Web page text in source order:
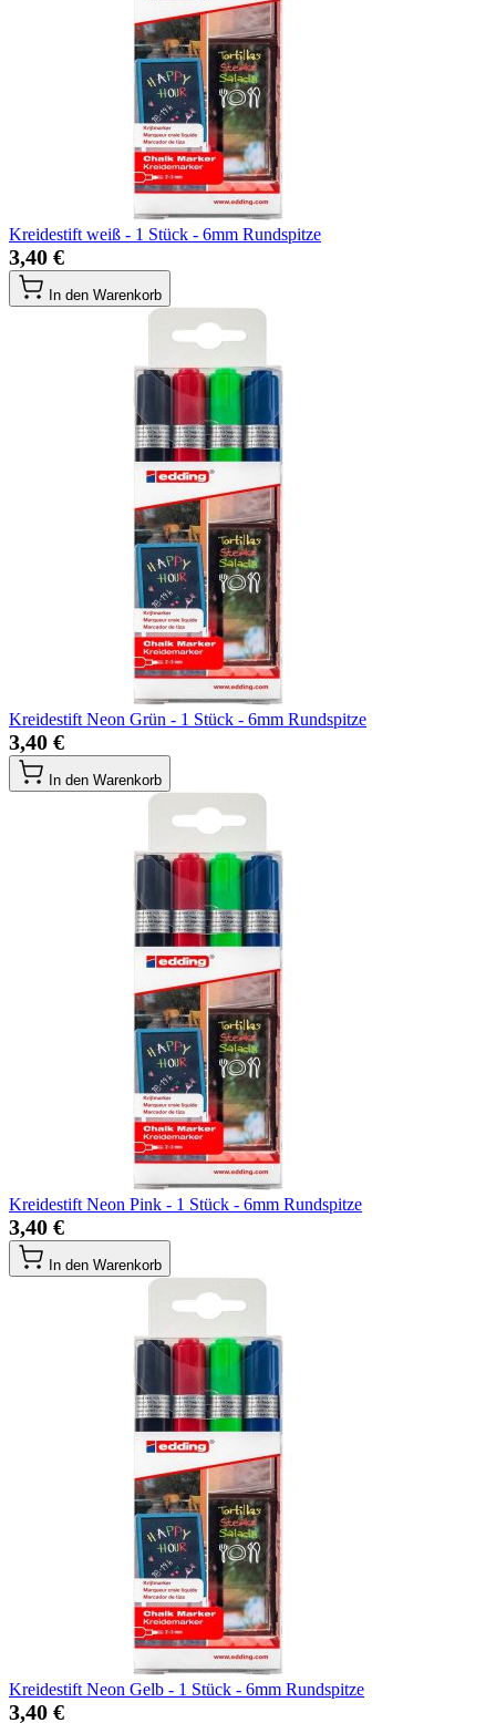
Kreidestift weiß - 1 Stück - 6mm Rundspitze
3,40 €
In den Warenkorb
Kreidestift Neon Grün - 1 Stück - 6mm Rundspitze
3,40 €
In den Warenkorb
Kreidestift Neon Pink - 1 Stück - 6mm Rundspitze
3,40 €
In den Warenkorb
Kreidestift Neon Gelb - 1 Stück - 6mm Rundspitze
3,40 €